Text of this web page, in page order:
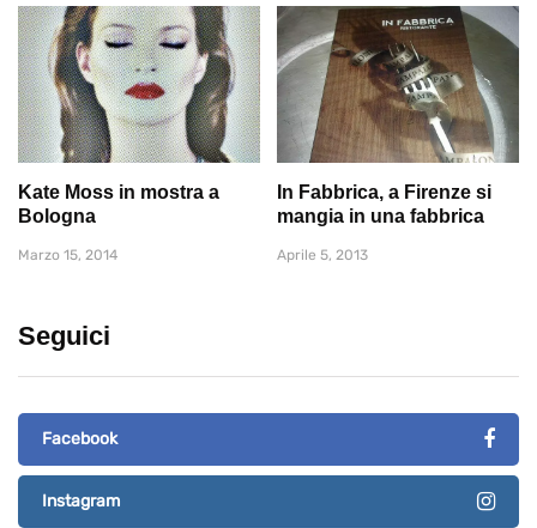
Kate Moss in mostra a
Bologna
Marzo 15, 2014
In Fabbrica, a Firenze si
mangia in una fabbrica
Aprile 5, 2013
Seguici
Facebook
Instagram